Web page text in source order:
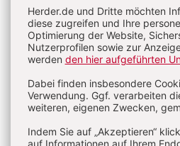
Passwort vergessen?